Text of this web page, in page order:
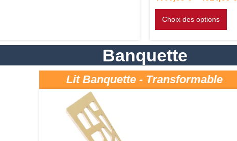
Choix des options
Banquette
Lit Banquette - Transformable